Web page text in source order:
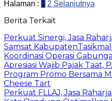
Halaman : 1 2 Selanjutnya
Berita Terkait
Perkuat Sinergi, Jasa
Samsat
Koordinasi Operasi
Apresiasi Wajib Pajak Taat,
Program Promo Bersama
Cheese Tart
Perkuat FLLAJ, Jasa